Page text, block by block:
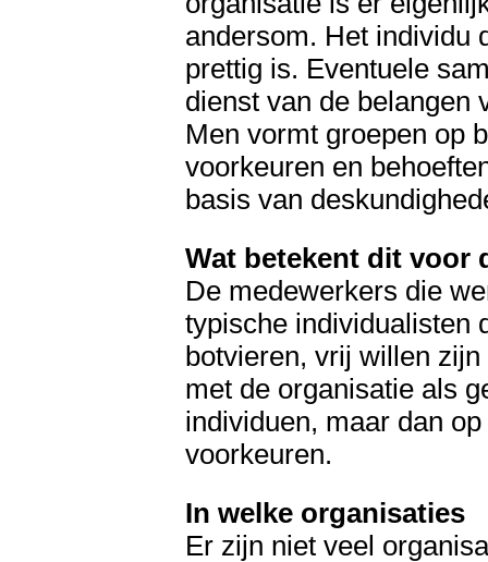
andersom. Het individu
prettig is. Eventuele
dienst van de belangen
Men vormt groepen op
voorkeuren en
basis van
Wat betekent dit voor
De medewerkers die
typische individualisten
botvieren, vrij willen
met de organisatie als
individuen, maar dan
voorkeuren.
In welke organisaties
Er zijn niet veel